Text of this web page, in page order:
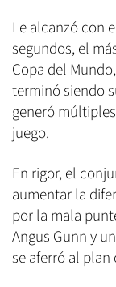
Le alcanzó con
segundos, el
Copa del
terminó siendo
generó
juego.
En rigor, el
aumentar la
por la mala
Angus Gunn y
se aferró al